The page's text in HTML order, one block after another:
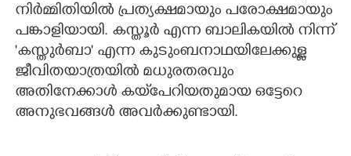
നിർമ്മിതിയിൽ പ്രത്യക്ഷമായും പരോക്ഷമായും
പങ്കാളിയായി. കസ്തൂർ എന്ന ബാലികയിൽ നിന്ന്
'കസ്തുർബാ" എന്ന കുടുംബനാഥയിലേക്കുള്ള
ജീവിതയാത്രയിൽ മധുരതരവും
അതിനേക്കാൾ കയ്‌പേറിയതുമായ ഒട്ടേറെ
അനുഭവങ്ങൾ അവർക്കുണ്ടായി.